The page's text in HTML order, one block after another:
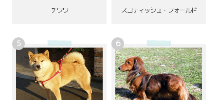
チワワ スコティッシュ・フォールド